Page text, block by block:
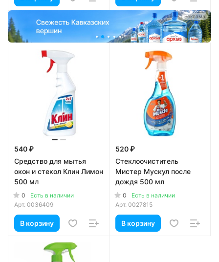
Реклама
540 ₽
Средство для мытья
окон и стекол Клин Лимон
500 мл
0
Есть в наличии
Арт. 0036409
В корзину
520 ₽
Стеклоочиститель
Мистер Мускул после
дождя 500 мл
0
Есть в наличии
Арт. 0027815
В корзину